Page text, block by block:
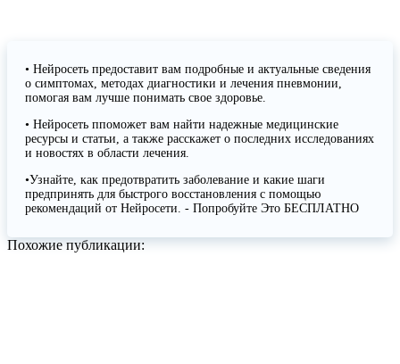
• Нейросеть предоставит вам подробные и актуальные сведения
о симптомах, методах диагностики и лечения пневмонии,
помогая вам лучше понимать свое здоровье.
• Нейросеть ппоможет вам найти надежные медицинские
ресурсы и статьи, а также расскажет о последних исследованиях
и новостях в области лечения.
•Узнайте, как предотвратить заболевание и какие шаги
предпринять для быстрого восстановления с помощью
рекомендаций от Нейросети. - Попробуйте Это БЕСПЛАТНО
Похожие публикации: